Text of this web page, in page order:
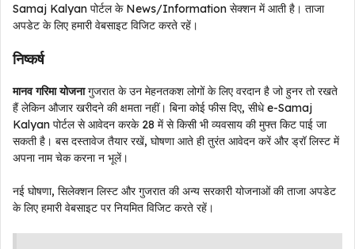
Samaj Kalyan पोर्टल के News/Information सेक्शन में आती है। ताजा
अपडेट के लिए हमारी वेबसाइट विजिट करते रहें।
निष्कर्ष
मानव गरिमा योजनागुजरात के उन मेहनतकश लोगों के लिए वरदान है जो हुनर तो रखते
हैं लेकिन औजार खरीदने की क्षमता नहीं। बिना कोई फीस दिए, सीधे e-Samaj
Kalyan पोर्टल से आवेदन करके 28 में से किसी भी व्यवसाय की मुफ्त किट पाई जा
सकती है। बस दस्तावेज तैयार रखें, घोषणा आते ही तुरंत आवेदन करें और ड्रॉ लिस्ट में
अपना नाम चेक करना न भूलें।
नई घोषणा, सिलेक्शन लिस्ट और गुजरात की अन्य सरकारी योजनाओं की ताजा अपडेट
के लिए हमारी वेबसाइट पर नियमित विजिट करते रहें।